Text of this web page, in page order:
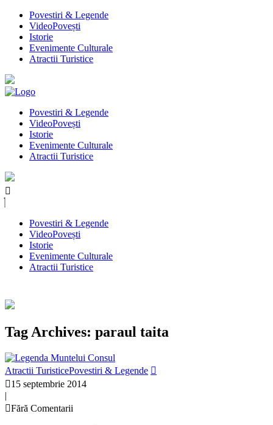
Povestiri & Legende
VideoPovești
Istorie
Evenimente Culturale
Atractii Turistice
Povestiri & Legende
VideoPovești
Istorie
Evenimente Culturale
Atractii Turistice
Povestiri & Legende
VideoPovești
Istorie
Evenimente Culturale
Atractii Turistice
Tag Archives: paraul taita
Atractii TuristicePovestiri & Legende
15 septembrie 2014
|
Fără Comentarii